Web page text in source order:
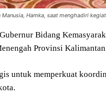
Hamka, saat menghadiri
Bidang
Provinsi
untuk memperkuat